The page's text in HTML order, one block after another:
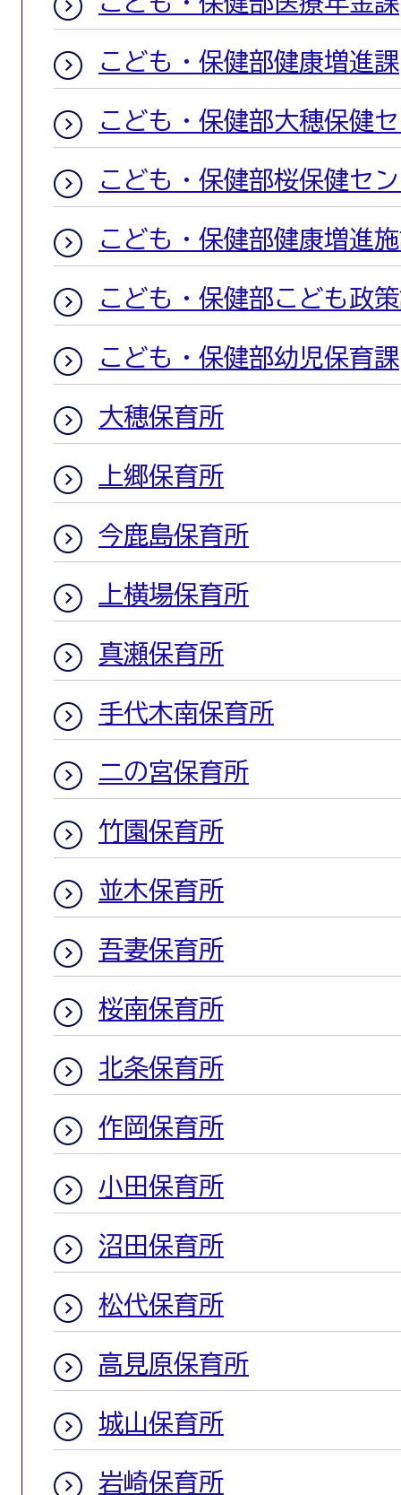
こども・保健部健康増進課
こども・保健部大穂保健
こども・保健部桜保健セ
こども・保健部健康増進
こども・保健部こども政
こども・保健部幼児保育課
大穂保育所
上郷保育所
今鹿島保育所
上横場保育所
真瀬保育所
手代木南保育所
二の宮保育所
竹園保育所
並木保育所
吾妻保育所
桜南保育所
北条保育所
作岡保育所
小田保育所
沼田保育所
松代保育所
高見原保育所
城山保育所
岩崎保育所